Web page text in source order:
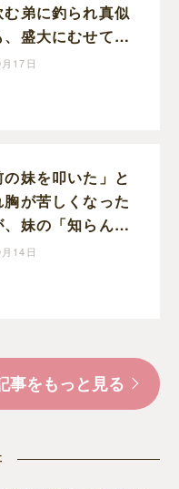
む弟に釣られ真似
、盛大にむせて後
と姉｜はんまま
17日
の妹を叩いた」と
胸が苦しくなった
、妹の「知らん」
嘘だと判明し苦
14日
事をもっと見る